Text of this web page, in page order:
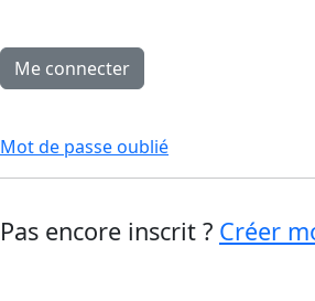
Mot de passe oublié
Pas encore inscrit ? Créer